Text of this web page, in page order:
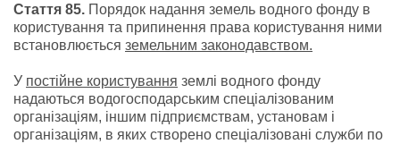
Стаття 85. Порядок надання земель водного фонду в
користування та припинення права користування ними
встановлюється земельним законодавством.
У постійне користування землі водного фонду
надаються водогосподарським спеціалізованим
організаціям, іншим підприємствам, установам і
організаціям, в яких створено спеціалізовані служби по